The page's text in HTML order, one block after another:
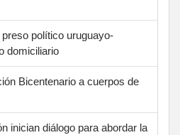
político uruguayo-
domiciliario
Bicentenario a cuerpos de
inician diálogo para abordar la